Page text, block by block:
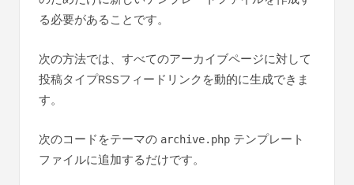
る必要があることです。
次の方法では、すべてのアーカイブページに対して
投稿タイプRSSフィードリンクを動的に生成できま
す。
次のコードをテーマの archive.php テンプレート
ファイルに追加するだけです。